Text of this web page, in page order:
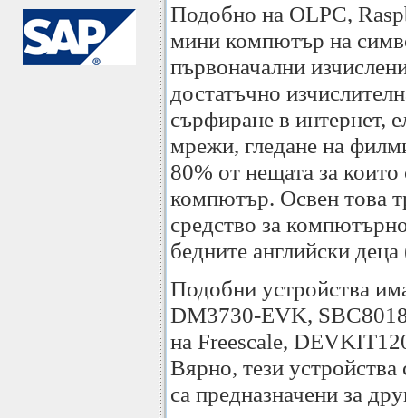
Подобно на OLPC,
мини компютър на
първоначални
достатъчно
сърфиране в интернет,
мрежи, гледане на
80% от нещата за
компютър. Освен това
средство за
бедните английски
Подобни устройства
DM3730-EVK,
на Freescale,
Вярно, тези
са предназначени за